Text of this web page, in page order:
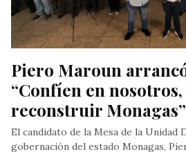
Piero Maroun
“Confíen en nosotros,
reconstruir Monagas”
El candidato de la Mesa de la Unidad
gobernación del estado Monagas,